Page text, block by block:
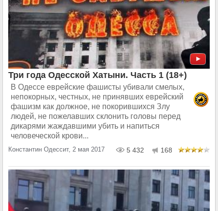
Три года Одесской Хатыни. Часть 1 (18+)
В Одессе еврейские фашисты убивали смелых,
непокорных, честных, не принявших еврейский
фашизм как должное, не покорившихся Злу
людей, не пожелавших склонить головы перед
дикарями жаждавшими убить и напиться
человеческой крови...
Константин Одессит, 2 мая 2017 5 432 168